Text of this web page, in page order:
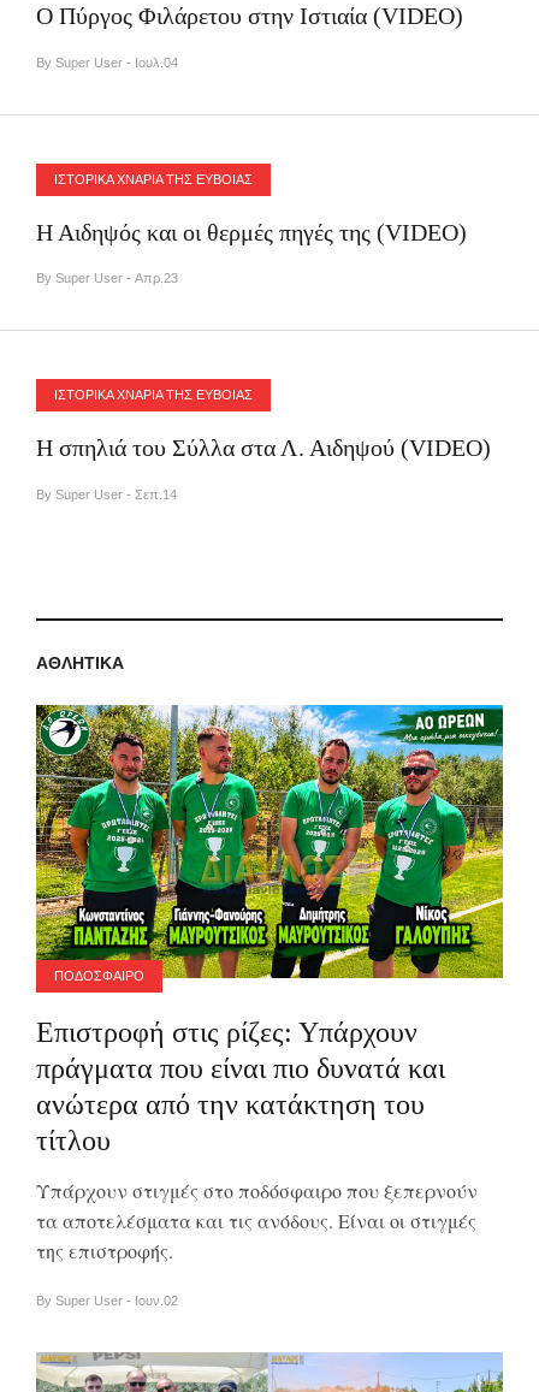
Ο Πύργος Φιλάρετου στην Ιστιαία (VIDEO)
By Super User - Ιουλ.04
ΙΣΤΟΡΙΚΑ ΧΝΑΡΙΑ ΤΗΣ ΕΥΒΟΙΑΣ
Η Αιδηψός και οι θερμές πηγές της (VIDEO)
By Super User - Απρ.23
ΙΣΤΟΡΙΚΑ ΧΝΑΡΙΑ ΤΗΣ ΕΥΒΟΙΑΣ
Η σπηλιά του Σύλλα στα Λ. Αιδηψού (VIDEO)
By Super User - Σεπ.14
ΑΘΛΗΤΙΚΑ
ΠΟΔΟΣΦΑΙΡΟ
Επιστροφή στις ρίζες: Υπάρχουν
πράγματα που είναι πιο δυνατά και
ανώτερα από την κατάκτηση του
τίτλου
Υπάρχουν στιγμές στο ποδόσφαιρο που ξεπερνούν
τα αποτελέσματα και τις ανόδους. Είναι οι στιγμές
της επιστροφής.
By Super User - Ιουν.02